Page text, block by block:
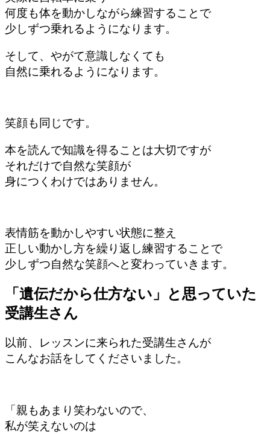
何度も体を動かしながら練習することで
少しずつ乗れるようになります。
そして、やがて意識しなくても
自然に乗れるようになります。
笑顔も同じです。
本を読んで知識を得ることは大切ですが
それだけで自然な笑顔が
身につくわけではありません。
表情筋を動かしやすい状態に整え
正しい動かし方を繰り返し練習することで
少しずつ自然な笑顔へと変わっていきます。
「遺伝だから仕方ない」と思っていた
受講生さん
以前、レッスンに来られた受講生さんが
こんなお話をしてくださいました。
「親もあまり笑わないので、
私が笑えないのは